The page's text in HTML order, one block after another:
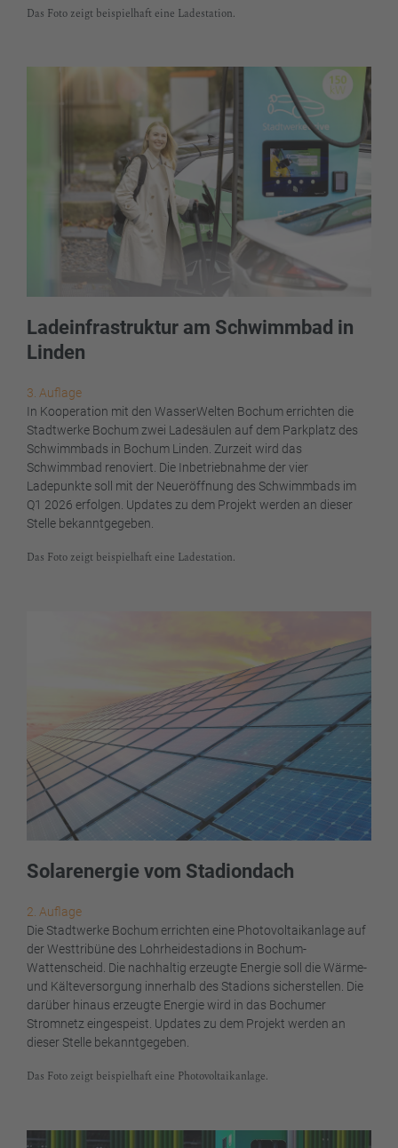
Das Foto zeigt beispielhaft eine Ladestation.
Ladeinfrastruktur am Schwimmbad in
Linden
3. Auflage
In Kooperation mit den WasserWelten Bochum errichten die
Stadtwerke Bochum zwei Ladesäulen auf dem Parkplatz des
Schwimmbads in Bochum Linden. Zurzeit wird das
Schwimmbad renoviert. Die Inbetriebnahme der vier
Ladepunkte soll mit der Neueröffnung des Schwimmbads im
Q1 2026 erfolgen. Updates zu dem Projekt werden an dieser
Stelle bekanntgegeben.
Das Foto zeigt beispielhaft eine Ladestation.
Solarenergie vom Stadiondach
2. Auflage
Die Stadtwerke Bochum errichten eine Photovoltaikanlage auf
der Westtribüne des Lohrheidestadions in Bochum-
Wattenscheid. Die nachhaltig erzeugte Energie soll die Wärme-
und Kälteversorgung innerhalb des Stadions sicherstellen. Die
darüber hinaus erzeugte Energie wird in das Bochumer
Stromnetz eingespeist. Updates zu dem Projekt werden an
dieser Stelle bekanntgegeben.
Das Foto zeigt beispielhaft eine Photovoltaikanlage.